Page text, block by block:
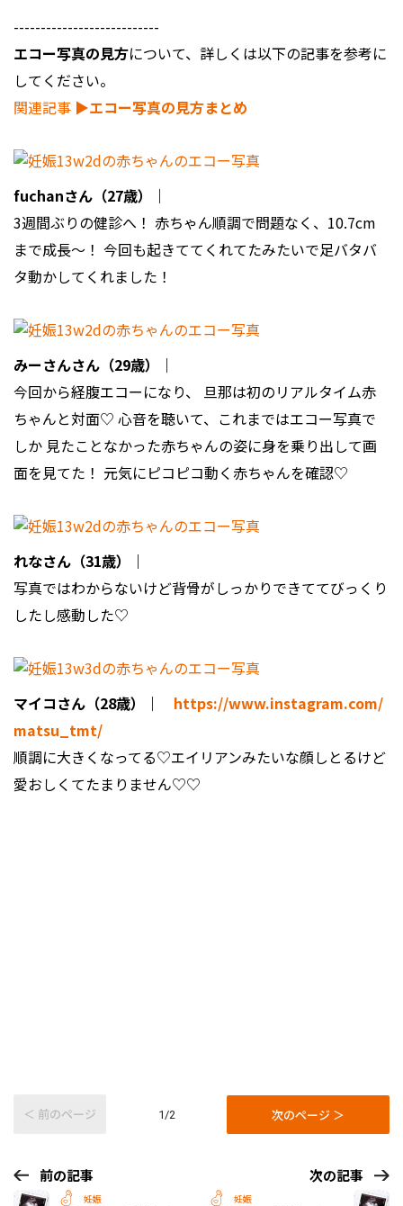
---------------------------
エコー写真の見方について、詳しくは以下の記事を参考に
してください。
関連記事 ▶︎エコー写真の見方まとめ
fuchanさん（27歳）｜
3週間ぶりの健診へ！ 赤ちゃん順調で問題なく、10.7cm
まで成長〜！ 今回も起きててくれてたみたいで足バタバ
タ動かしてくれました！
みーさんさん（29歳）｜
今回から経腹エコーになり、 旦那は初のリアルタイム赤
ちゃんと対面♡ 心音を聴いて、これまではエコー写真で
しか 見たことなかった赤ちゃんの姿に身を乗り出して画
面を見てた！ 元気にピコピコ動く赤ちゃんを確認♡
れなさん（31歳）｜
写真ではわからないけど背骨がしっかりできててびっくり
したし感動した♡
マイコさん（28歳）｜ https://www.instagram.com/
matsu_tmt/
順調に大きくなってる♡エイリアンみたいな顔しとるけど
愛おしくてたまりません♡♡
＜ 前のページ 1/2 次のページ ＞
前の記事
妊娠
次の記事
妊娠